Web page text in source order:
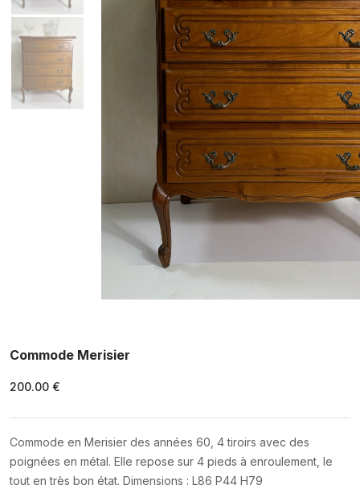
Commode Merisier
200.00 €
Commode en Merisier des années 60, 4 tiroirs avec des
poignées en métal. Elle repose sur 4 pieds à enroulement, le
tout en très bon état. Dimensions : L86 P44 H79